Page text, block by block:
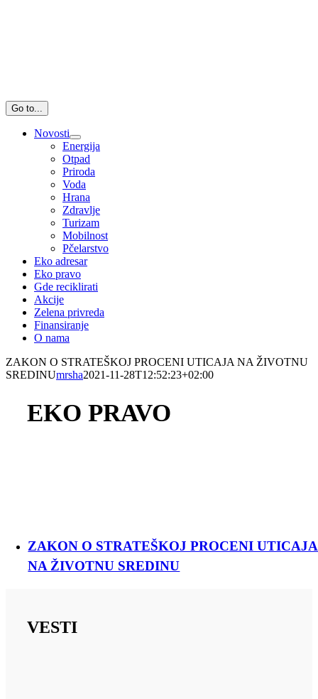
Go to...
Novosti
Energija
Otpad
Priroda
Voda
Hrana
Zdravlje
Turizam
Mobilnost
Pčelarstvo
Eko adresar
Eko pravo
Gde reciklirati
Akcije
Zelena privreda
Finansiranje
O nama
ZAKON O STRATEŠKOJ PROCENI UTICAJA NA ŽIVOTNU
SREDINUmrsha2021-11-28T12:52:23+02:00
EKO PRAVO
ZAKON O STRATEŠKOJ PROCENI UTICAJA
NA ŽIVOTNU SREDINU
VESTI